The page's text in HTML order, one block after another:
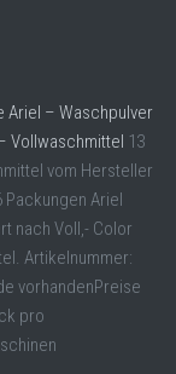
Ariel – Waschpulver
Vollwaschmittel 13
vom Hersteller
Packungen Ariel
nach Voll,- Color
Artikelnummer:
vorhandenPreise
pro